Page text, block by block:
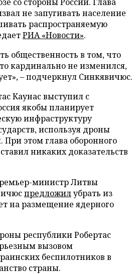
не запугивать население
распространяемую
РИА «Новости».
общественность в том, что
кардинально не изменился,
– подчеркнул Синкявичюс.
Каунас выступил с
якобы планирует
инфраструктуру
используя дроны
этом глава оборонного
никаких доказательств
министр Литвы
предложилубрать из
на размещение ядерного
республики Робертас
вызовом
беспилотников в
страны.